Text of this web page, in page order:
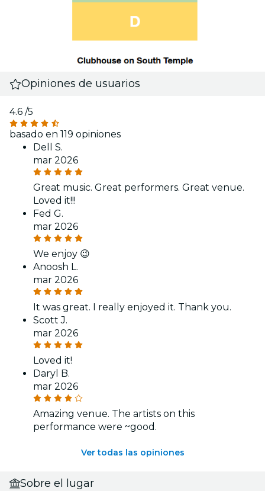
Opiniones de usuarios
4.6 /5
basado en 119 opiniones
Dell S.
mar 2026
Great music. Great performers. Great venue.
Loved it!!!
Fed G.
mar 2026
We enjoy 😉
Anoosh L.
mar 2026
It was great. I really enjoyed it. Thank you.
Scott J.
mar 2026
Loved it!
Daryl B.
mar 2026
Amazing venue. The artists on this
performance were ~good.
Ver todas las opiniones
Sobre el lugar